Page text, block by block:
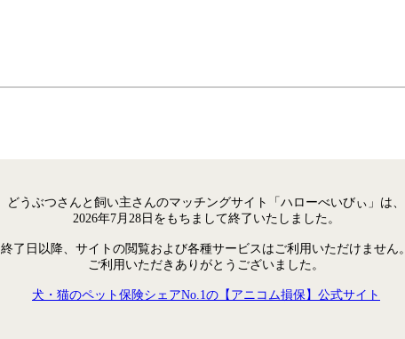
どうぶつさんと飼い主さんのマッチングサイト「ハローべいびぃ」は、
2026年7月28日をもちまして終了いたしました。
終了日以降、サイトの閲覧および各種サービスはご利用いただけません
ご利用いただきありがとうございました。
犬・猫のペット保険シェアNo.1の【アニコム損保】公式サイト